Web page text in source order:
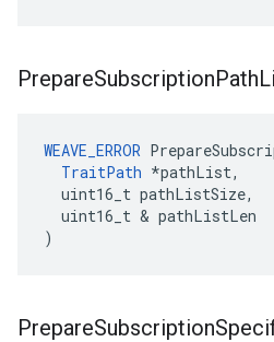
PrepareSubscriptionPath
WEAVE_ERROR
TraitPath *pathList,
  uint16_t pathListSize,
  uint16_t & pathListLen
)
PrepareSubscription